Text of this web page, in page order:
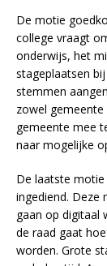
De motie
college vraagt
onderwijs, het
stageplaatsen
stemmen
zowel
gemeente mee
naar mogelijke
De laatste
ingediend.
gaan op digitaal
de raad gaat
worden. Grote